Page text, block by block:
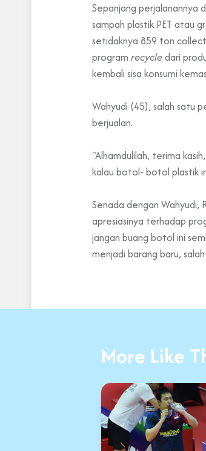
Sepanjang perjalanannya
sampah plastik PET atau
setidaknya 859 ton
program recycledari
kembali sisa konsumi
Wahyudi (45), salah satu
berjualan.
"Alhamdulilah, terima
kalau botol- botol plastik
Senada dengan Wahyudi,
apresiasinya terhadap
jangan buang botol ini
menjadi barang baru,
More Like